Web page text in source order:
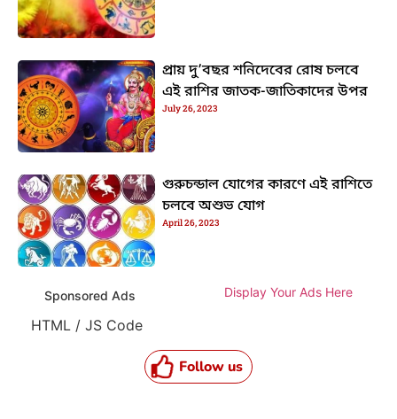
প্রায় দু’বছর শনিদেবের রোষ চলবে
এই রাশির জাতক-জাতিকাদের উপর
July 26, 2023
গুরুচন্ডাল যোগের কারণে এই রাশিতে
চলবে অশুভ যোগ
April 26, 2023
Sponsored Ads Display Your Ads Here
HTML / JS Code
Follow us